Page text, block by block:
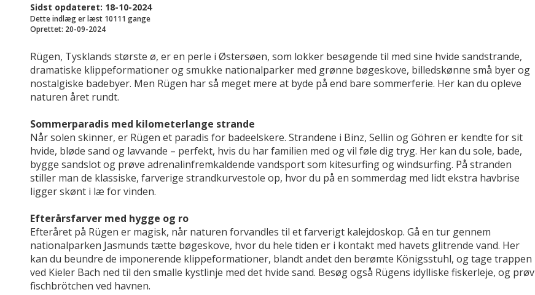
Sidst opdateret: 18-10-2024
Dette indlæg er læst 10111 gange
Oprettet: 20-09-2024
Rügen, Tysklands største ø, er en perle i Østersøen, som lokker besøgende til med sine hvide sandstrande,
dramatiske klippeformationer og smukke nationalparker med grønne bøgeskove, billedskønne små byer og
nostalgiske badebyer. Men Rügen har så meget mere at byde på end bare sommerferie. Her kan du opleve
naturen året rundt.
Sommerparadis med kilometerlange strande
Når solen skinner, er Rügen et paradis for badeelskere. Strandene i Binz, Sellin og Göhren er kendte for sit
hvide, bløde sand og lavvande – perfekt, hvis du har familien med og vil føle dig tryg. Her kan du sole, bade,
bygge sandslot og prøve adrenalinfremkaldende vandsport som kitesurfing og windsurfing. På stranden
stiller man de klassiske, farverige strandkurvestole op, hvor du på en sommerdag med lidt ekstra havbrise
ligger skønt i læ for vinden.
Efterårsfarver med hygge og ro
Efteråret på Rügen er magisk, når naturen forvandles til et farverigt kalejdoskop. Gå en tur gennem
nationalparken Jasmunds tætte bøgeskove, hvor du hele tiden er i kontakt med havets glitrende vand. Her
kan du beundre de imponerende klippeformationer, blandt andet den berømte Königsstuhl, og tage trappen
ved Kieler Bach ned til den smalle kystlinje med det hvide sand. Besøg også Rügens idylliske fiskerleje, og prøv
fischbrötchen ved havnen.